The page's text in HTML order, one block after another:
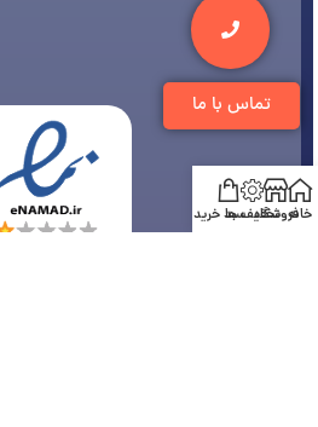
تماس با ما
خانهفروشگاه
تخفیف هاسبد خرید